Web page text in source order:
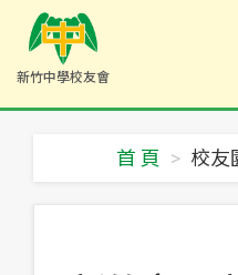
新竹中學校友會
友
首 頁 校友